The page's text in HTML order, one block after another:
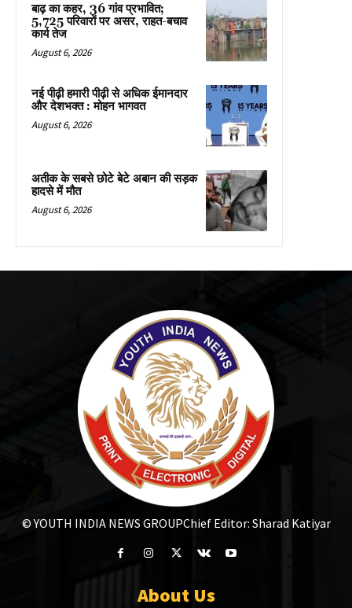
बाढ़ का कहर, 36 गांव प्रभावित;
5,725 परिवारों पर असर, राहत-बचाव
कार्य तेज
August 6, 2026
नई पीढ़ी हमारी पीढ़ी से अधिक ईमानदार
और देशभक्त : मोहन भागवत
August 6, 2026
अतीक के सबसे छोटे बेटे अबान की सड़क
हादसे में मौत
August 6, 2026
© YOUTH INDIA NEWS GROUPChief Editor: Sharad Katiyar
About Us